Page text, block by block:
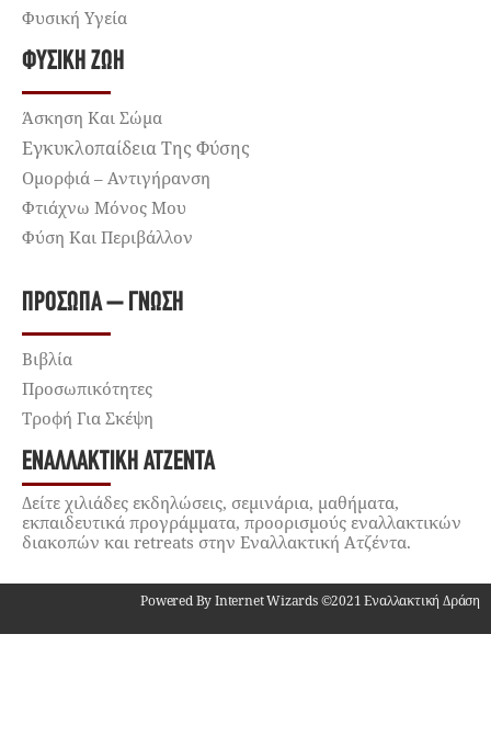
Φυσική Υγεία
ΦΥΣΙΚΉ ΖΩΉ
Άσκηση Και Σώμα
Εγκυκλοπαίδεια Της Φύσης
Ομορφιά – Αντιγήρανση
Φτιάχνω Μόνος Μου
Φύση Και Περιβάλλον
ΠΡΌΣΩΠΑ – ΓΝΏΣΗ
Βιβλία
Προσωπικότητες
Τροφή Για Σκέψη
ΕΝΑΛΛΑΚΤΙΚΉ ΑΤΖΈΝΤΑ
Δείτε χιλιάδες εκδηλώσεις, σεμινάρια, μαθήματα,
εκπαιδευτικά προγράμματα, προορισμούς εναλλακτικών
διακοπών και retreats στην Εναλλακτική Ατζέντα.
Powered By Internet Wizards ©2021 Εναλλακτική Δράση